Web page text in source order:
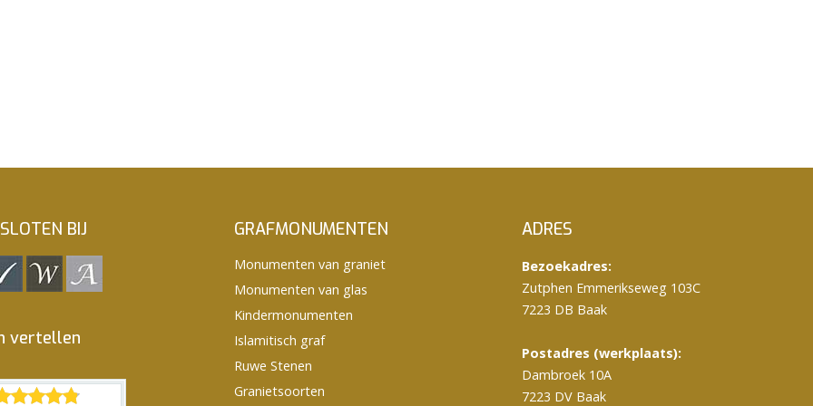
BIJ
vertellen
GRAFMONUMENTEN
Monumenten van graniet
Monumenten van glas
Kindermonumenten
Islamitisch graf
Ruwe Stenen
Granietsoorten
ADRES
Bezoekadres:
Zutphen Emmerikseweg 103C
7223 DB Baak
Postadres (werkplaats):
Dambroek 10A
7223 DV Baak